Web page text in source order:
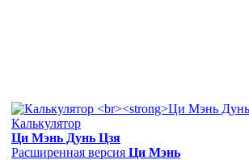
Калькулятор
Ци Мэнь Дунь Цзя
Расширенная версия Ци Мэнь